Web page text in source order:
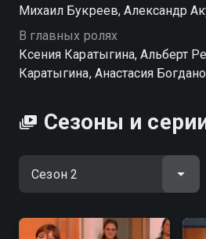
Михаил Букреев, Александр
В главных ролях
Ксения Каратыгина, Альберт
Каратыгина, Анастасия
Сезоны и